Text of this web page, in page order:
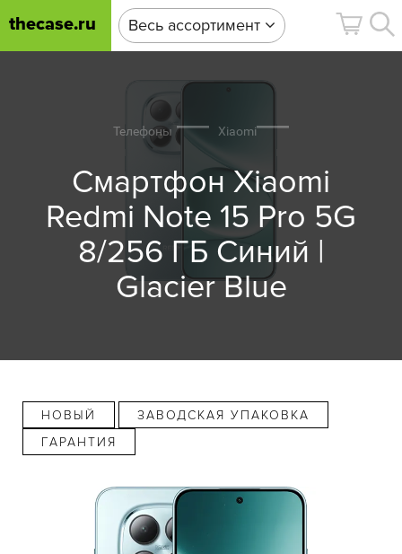
thecase.ru Весь ассортимент
Телефоны Xiaomi
Смартфон Xiaomi
Redmi Note 15 Pro 5G
8/256 ГБ Синий |
Glacier Blue
НОВЫЙ
ЗАВОДСКАЯ УПАКОВКА
ГАРАНТИЯ